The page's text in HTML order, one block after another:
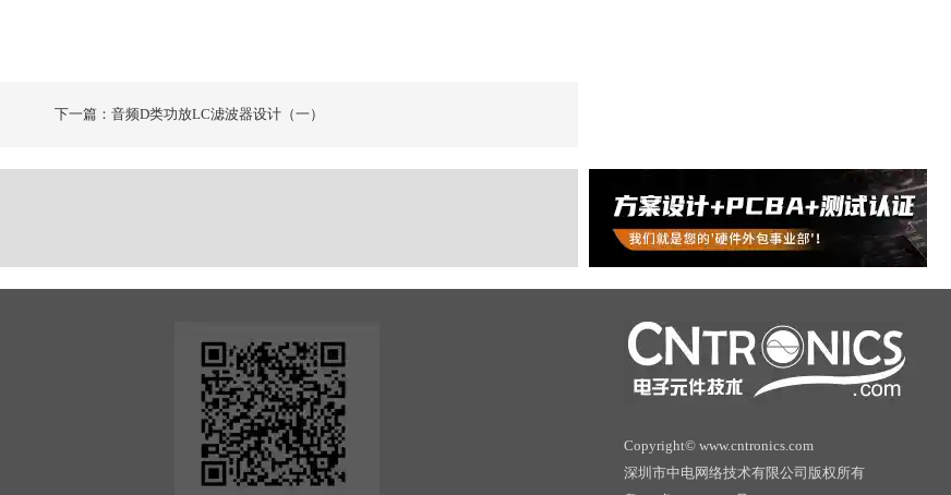
下一篇：音频D类功放LC滤波器设计（一）
Copyright© www.cntronics.com
深圳市中电网络技术有限公司版权所有